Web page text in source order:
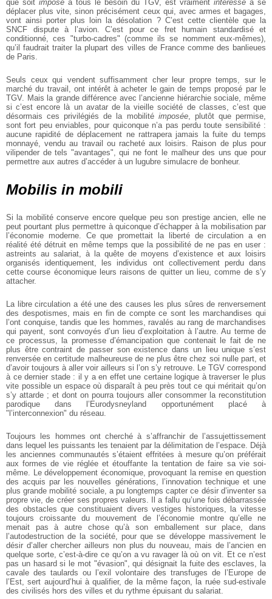
que soit imposé à tous le besoin du TGV, est vraiment intéressé à se
déplacer plus vite, sinon précisément ceux qui, avec armes et bagages,
vont ainsi porter plus loin la désolation ? C’est cette clientèle que la
SNCF dispute à l’avion. C’est pour ce fret humain standardisé et
conditionné, ces "turbo-cadres" (comme ils se nomment eux-mêmes),
qu’il faudrait traiter la plupart des villes de France comme des banlieues
de Paris.
Seuls ceux qui vendent suffisamment cher leur propre temps, sur le
marché du travail, ont intérêt à acheter le gain de temps proposé par le
TGV. Mais la grande différence avec l’ancienne hiérarchie sociale, même
si c’est encore là un avatar de la vieille société de classes, c’est que
désormais ces privilégiés de la mobilité imposée, plutôt que permise,
sont fort peu enviables, pour quiconque n’a pas perdu toute sensibilité :
aucune rapidité de déplacement ne rattrapera jamais la fuite du temps
monnayé, vendu au travail ou racheté aux loisirs. Raison de plus pour
vilipender de tels "avantages", qui ne font le malheur des uns que pour
permettre aux autres d’accéder à un lugubre simulacre de bonheur.
Mobilis in mobili
Si la mobilité conserve encore quelque peu son prestige ancien, elle ne
peut pourtant plus permettre à quiconque d’échapper à la mobilisation par
l’économie moderne. Ce que promettait la liberté de circulation a en
réalité été détruit en même temps que la possibilité de ne pas en user :
astreints au salariat, à la quête de moyens d’existence et aux loisirs
organisés identiquement, les individus ont collectivement perdu dans
cette course économique leurs raisons de quitter un lieu, comme de s’y
attacher.
La libre circulation a été une des causes les plus sûres de renversement
des despotismes, mais en fin de compte ce sont les marchandises qui
l’ont conquise, tandis que les hommes, ravalés au rang de marchandises
qui payent, sont convoyés d’un lieu d’exploitation à l’autre. Au terme de
ce processus, la promesse d’émancipation que contenait le fait de ne
plus être contraint de passer son existence dans un lieu unique s’est
renversée en certitude malheureuse de ne plus être chez soi nulle part, et
d’avoir toujours à aller voir ailleurs si l’on s’y retrouve. Le TGV correspond
à ce dernier stade : il y a en effet une certaine logique à traverser le plus
vite possible un espace où disparaît à peu près tout ce qui méritait qu’on
s’y attarde ; et dont on pourra toujours aller consommer la reconstitution
parodique dans l’Eurodysneyland opportunément placé à
"l’interconnexion" du réseau.
Toujours les hommes ont cherché à s’affranchir de l’assujettissement
dans lequel les puissants les tenaient par la délimitation de l’espace. Déjà
les anciennes communautés s’étaient effritées à mesure qu’on préférait
aux formes de vie réglée et étouffante la tentation de faire sa vie soi-
même. Le développement économique, provoquant la remise en question
des acquis par les nouvelles générations, l’innovation technique et une
plus grande mobilité sociale, a pu longtemps capter ce désir d’inventer sa
propre vie, de créer ses propres valeurs. Il a fallu qu’une fois débarrassée
des obstacles que constituaient divers vestiges historiques, la vitesse
toujours croissante du mouvement de l’économie montre qu’elle ne
menait pas à autre chose qu’à son emballement sur place, dans
l’autodestruction de la société, pour que se développe massivement le
désir d’aller chercher ailleurs non plus du nouveau, mais de l’ancien en
quelque sorte, c’est-à-dire ce qu’on a vu ravager là où on vit. Et ce n’est
pas un hasard si le mot "évasion", qui désignait la fuite des esclaves, la
cavale des taulards ou l’exil volontaire des transfuges de l’Europe de
l’Est, sert aujourd’hui à qualifier, de la même façon, la ruée sud-estivale
des civilisés hors des villes et du rythme épuisant du salariat.